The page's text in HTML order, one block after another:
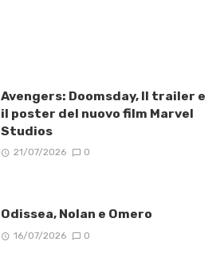
Avengers: Doomsday, Il trailer e
il poster del nuovo film Marvel
Studios
21/07/2026 0
Odissea, Nolan e Omero
16/07/2026 0